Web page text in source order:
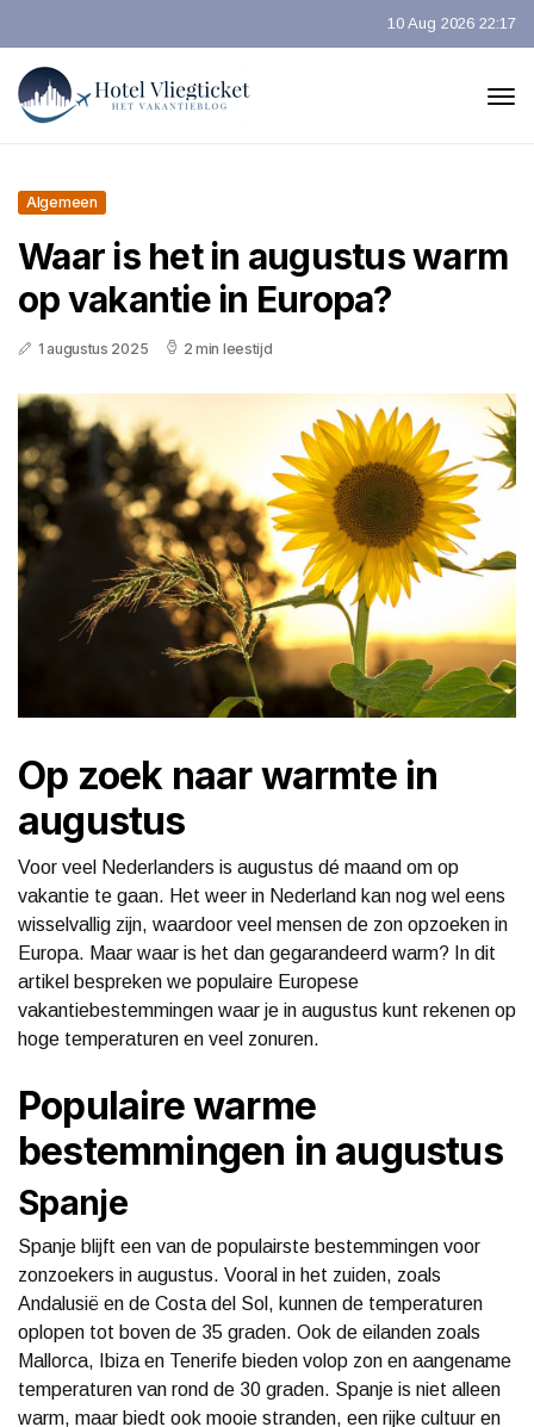
10 Aug 2026 22:17
Algemeen
Waar is het in augustus warm
op vakantie in Europa?
1 augustus 2025 2 min leestijd
Op zoek naar warmte in
augustus
Voor veel Nederlanders is augustus dé maand om op
vakantie te gaan. Het weer in Nederland kan nog wel eens
wisselvallig zijn, waardoor veel mensen de zon opzoeken in
Europa. Maar waar is het dan gegarandeerd warm? In dit
artikel bespreken we populaire Europese
vakantiebestemmingen waar je in augustus kunt rekenen op
hoge temperaturen en veel zonuren.
Populaire warme
bestemmingen in augustus
Spanje
Spanje blijft een van de populairste bestemmingen voor
zonzoekers in augustus. Vooral in het zuiden, zoals
Andalusië en de Costa del Sol, kunnen de temperaturen
oplopen tot boven de 35 graden. Ook de eilanden zoals
Mallorca, Ibiza en Tenerife bieden volop zon en aangename
temperaturen van rond de 30 graden. Spanje is niet alleen
warm, maar biedt ook mooie stranden, een rijke cultuur en